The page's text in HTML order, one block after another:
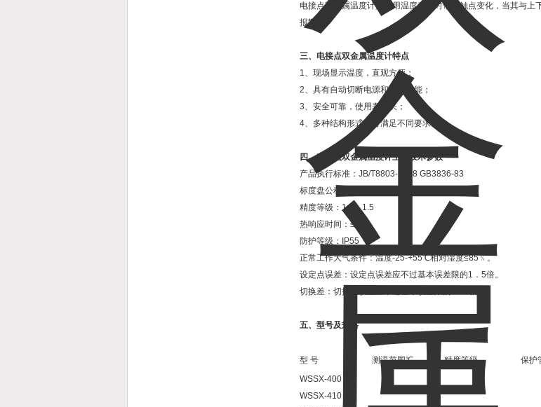
电接点双金属温度计是利用温度变化时带动触点变化，当其与
报警。
三、 电接点双金属温度计特点
1、现场显示温度，直观方便；
2、具有自动切断电源和报警功能；
3、安全可靠，使用寿命长；
4、多种结构形式，可满足不同要求。
四、电接点双金属温度计主要技术参数
产品执行标准：JB/T8803-1998 GB3836-83
标度盘公称直径： 100
精度等级：1.0、1.5
热响应时间：≤40s
防护等级：IP55
正常工作大气条件：温度-25-+55℃相对湿度≤85﹪。
设定点误差：设定点误差应不过基本误差限的1．5倍。
切换差：切换差误差应不过基本误差限的1．5倍。
五、型号及规格
型 号 测温范围℃ 精度等级 保护
WSSX-400
WSSX-410